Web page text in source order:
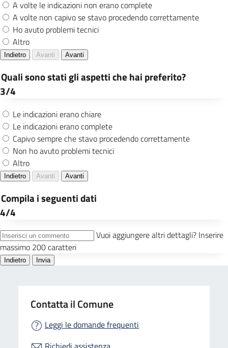
Contatta il Comune
Leggi le domande frequenti